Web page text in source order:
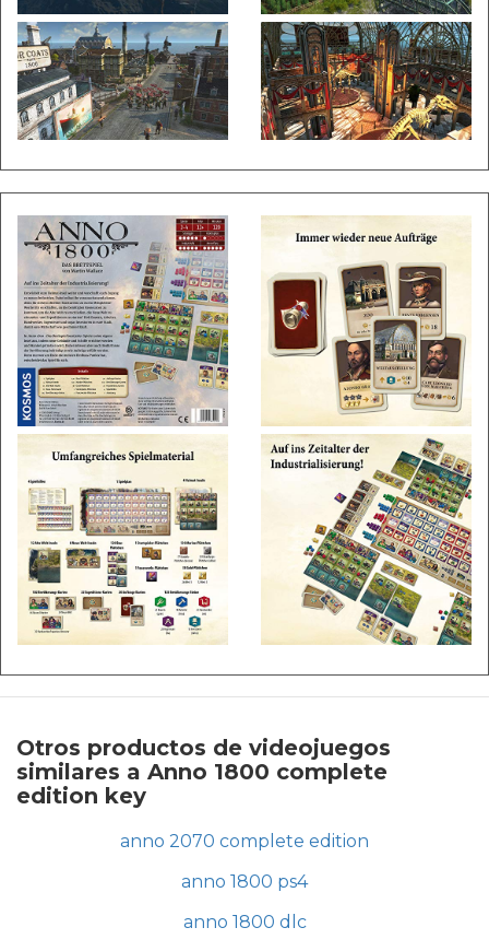
Otros productos de videojuegos
similares a Anno 1800 complete
edition key
anno 2070 complete edition
anno 1800 ps4
anno 1800 dlc